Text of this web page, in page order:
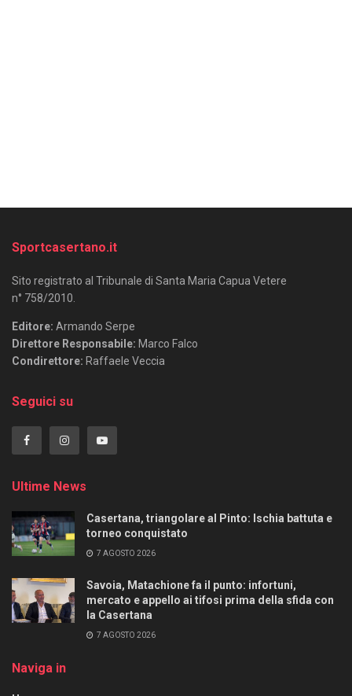
Sportcasertano.it
Sito registrato al Tribunale di Santa Maria Capua Vetere
n° 758/2010.
Editore: Armando Serpe
Direttore Responsabile: Marco Falco
Condirettore: Raffaele Veccia
Seguici su
Ultime News
Casertana, triangolare al Pinto: Ischia battuta e
torneo conquistato
7 AGOSTO 2026
Savoia, Matachione fa il punto: infortuni,
mercato e appello ai tifosi prima della sfida con
la Casertana
7 AGOSTO 2026
Naviga in